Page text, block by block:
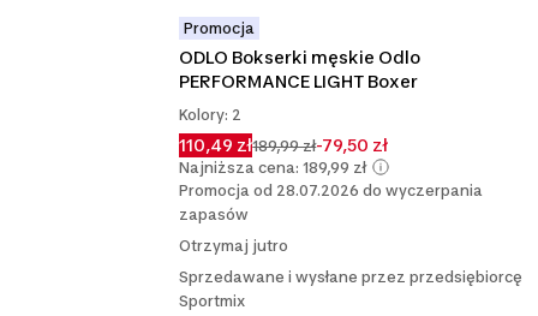
Promocja
ODLO Bokserki męskie Odlo
PERFORMANCE LIGHT Boxer
Kolory: 2
110,49 zł189,99 zł-79,50 zł
Najniższa cena: 189,99 zł
Promocja od 28.07.2026 do wyczerpania
zapasów
Otrzymaj jutro
Sprzedawane i wysłane przez przedsiębiorcę
Sportmix